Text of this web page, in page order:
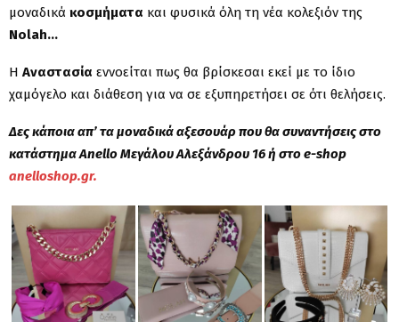
μοναδικά κοσμήματα και φυσικά όλη τη νέα κολεξιόν της
Nolah…
Η Αναστασία εννοείται πως θα βρίσκεσαι εκεί με το ίδιο
χαμόγελο και διάθεση για να σε εξυπηρετήσει σε ότι θελήσεις.
Δες κάποια απ’ τα μοναδικά αξεσουάρ που θα συναντήσεις στο
κατάστημα Anello Μεγάλου Αλεξάνδρου 16 ή στο e-shop
anelloshop.gr.